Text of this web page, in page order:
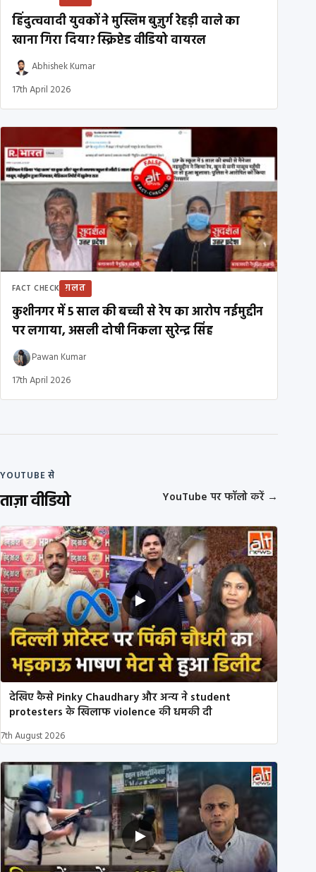
हिंदुत्ववादी युवकों ने मुस्लिम बुज़ुर्ग रेहड़ी वाले का
खाना गिरा दिया? स्क्रिप्टेड वीडियो वायरल
Abhishek Kumar
17th April 2026
FACT CHECK ग़लत
कुशीनगर में 5 साल की बच्ची से रेप का आरोप नईमुद्दीन
पर लगाया, असली दोषी निकला सुरेन्द्र सिंह
Pawan Kumar
17th April 2026
YOUTUBE से
ताज़ा वीडियो YouTube पर फॉलो करें →
देखिए कैसे Pinky Chaudhary और अन्य ने student
protesters के खिलाफ violence की धमकी दी
7th August 2026